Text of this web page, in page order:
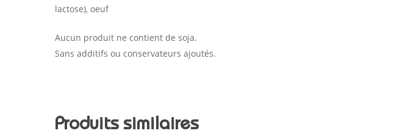
lactose), oeuf
Aucun produit ne contient de soja.
Sans additifs ou conservateurs ajoutés.
Produits similaires